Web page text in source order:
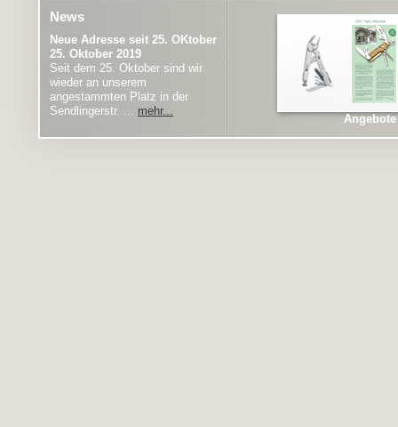
News
Neue Adresse seit 25. OKtober
25. Oktober 2019
Seit dem 25. Oktober sind wir
wieder an unserem
angestammten Platz in der
Sendlingerstr. ... mehr...
Angebote